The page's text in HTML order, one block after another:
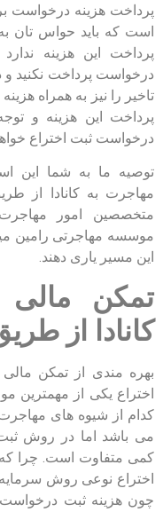
پرداخت هزینه درخواست
است که باید حواس تان به
پرداخت این هزینه
درخواست پرداخت نکنید و
تاخیر را نیز به همراه
پرداخت این هزینه و
درخواست ثبت اختراع
توصیه ما به شما این
مهاجرت به کانادا از
متخصصین امور مهاجرت
موسسه مهاجرتی رامین
این مسیر یاری دهند.
تمکن
کانادا از
بهره مندی از تمکن
اختراع یکی از مهمترین
کدام از شیوه های
می باشد اما در روش
کمی متفاوت است. چرا که
اختراع نوعی روش
چون هزینه ثبت درخواست